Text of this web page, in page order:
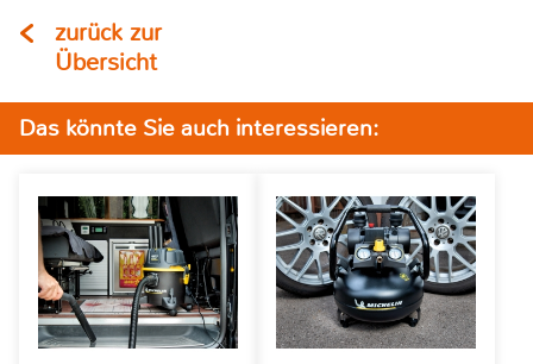
zurück zur
Übersicht
Das könnte Sie auch interessieren: